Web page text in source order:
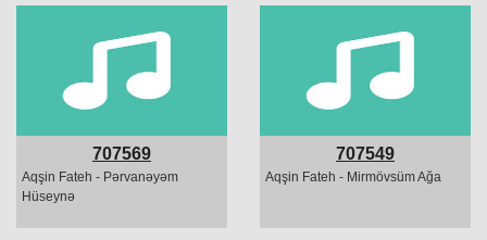
707569
Aqşin Fateh - Pərvanəyəm
Hüseynə
707549
Aqşin Fateh - Mirmövsüm Ağa